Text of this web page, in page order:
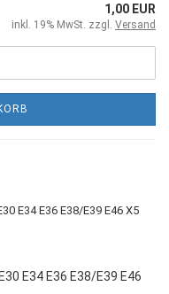
1,00 EUR
inkl. 19% MwSt. zzgl. Versand
E34 E36 E38/E39 E46